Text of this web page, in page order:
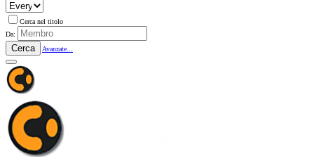
Cerca nel titolo
Da:
Cerca Avanzate...